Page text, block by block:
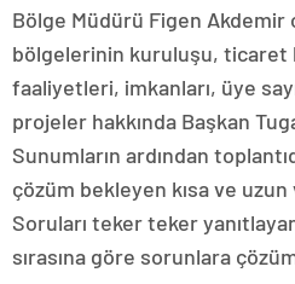
Bölge Müdürü Figen Akdemir
bölgelerinin kuruluşu, ticaret
faaliyetleri, imkanları, üye
projeler hakkında Başkan
Sunumların ardından
çözüm bekleyen kısa ve uzun
Soruları teker teker
sırasına göre sorunlara